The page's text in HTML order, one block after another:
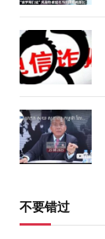
不要错过